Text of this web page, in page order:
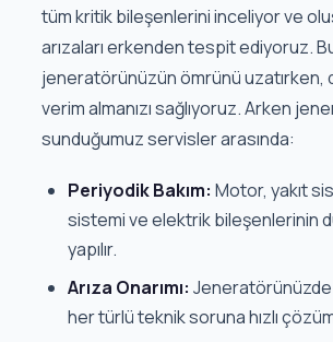
tüm kritik bileşenlerini inceliyor ve
arızaları erkenden tespit ediyoruz.
jeneratörünüzün ömrünü uzatırken,
verim almanızı sağlıyoruz. Arken
sunduğumuz servisler arasında:
Periyodik Bakım: Motor, yakıt
sistemi ve elektrik bileşenlerinin
yapılır.
Arıza Onarımı: Jeneratörünüzde
her türlü teknik soruna hızlı